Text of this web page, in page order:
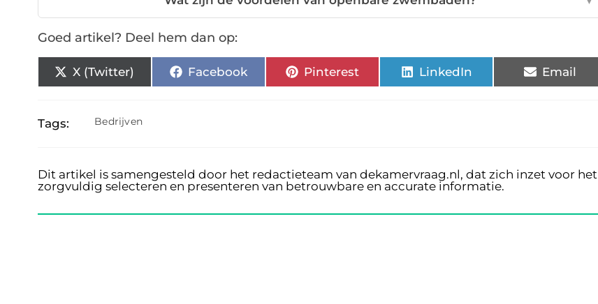
Goed artikel? Deel hem dan op:
X (Twitter) Facebook Pinterest LinkedIn Email
Tags: Bedrijven
Dit artikel is samengesteld door het redactieteam van dekamervraag.nl, dat zich inzet voor het
zorgvuldig selecteren en presenteren van betrouwbare en accurate informatie.